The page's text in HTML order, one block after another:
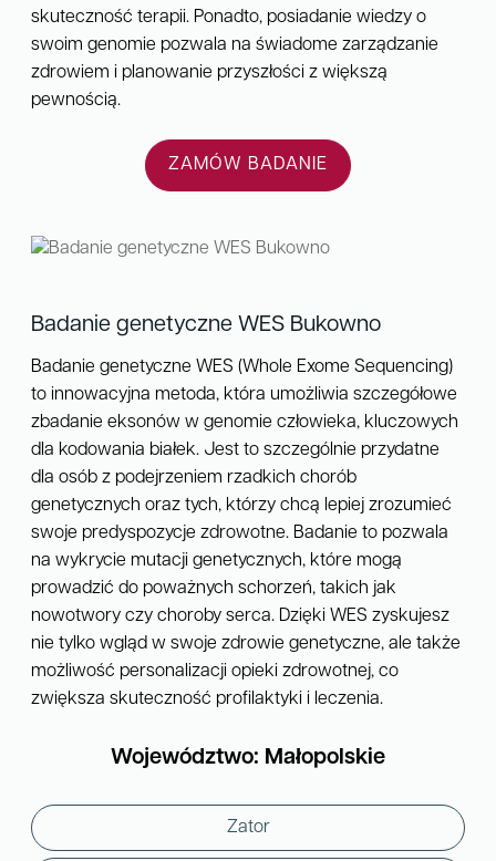
skuteczność terapii. Ponadto, posiadanie wiedzy o
swoim genomie pozwala na świadome zarządzanie
zdrowiem i planowanie przyszłości z większą
pewnością.
ZAMÓW BADANIE
Badanie genetyczne WES Bukowno
Badanie genetyczne WES (Whole Exome Sequencing)
to innowacyjna metoda, która umożliwia szczegółowe
zbadanie eksonów w genomie człowieka, kluczowych
dla kodowania białek. Jest to szczególnie przydatne
dla osób z podejrzeniem rzadkich chorób
genetycznych oraz tych, którzy chcą lepiej zrozumieć
swoje predyspozycje zdrowotne. Badanie to pozwala
na wykrycie mutacji genetycznych, które mogą
prowadzić do poważnych schorzeń, takich jak
nowotwory czy choroby serca. Dzięki WES zyskujesz
nie tylko wgląd w swoje zdrowie genetyczne, ale także
możliwość personalizacji opieki zdrowotnej, co
zwiększa skuteczność profilaktyki i leczenia.
Województwo: Małopolskie
Zator